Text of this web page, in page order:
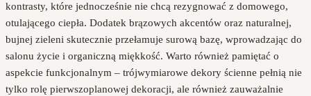
kontrasty, które jednocześnie nie chcą rezygnować z domowego,
otulającego ciepła. Dodatek brązowych akcentów oraz naturalnej,
bujnej zieleni skutecznie przełamuje surową bazę, wprowadzając do
salonu życie i organiczną miękkość. Warto również pamiętać o
aspekcie funkcjonalnym – trójwymiarowe dekory ścienne pełnią nie
tylko rolę pierwszoplanowej dekoracji, ale również zauważalnie